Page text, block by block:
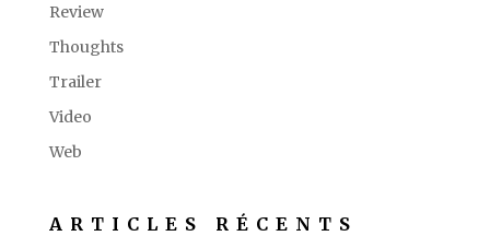
Review
Thoughts
Trailer
Video
Web
ARTICLES RÉCENTS